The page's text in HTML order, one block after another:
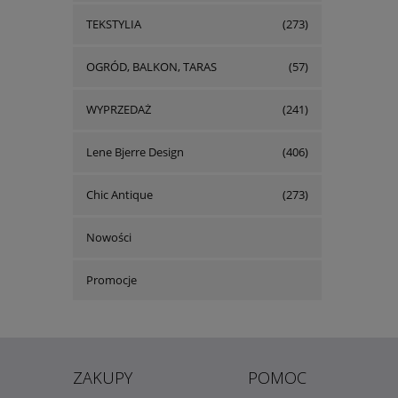
TEKSTYLIA (273)
OGRÓD, BALKON, TARAS (57)
WYPRZEDAŻ (241)
Lene Bjerre Design (406)
Chic Antique (273)
Nowości
Promocje
ZAKUPY POMOC